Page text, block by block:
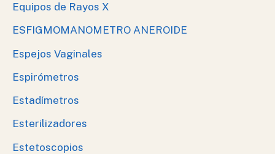
Equipos de Rayos X
ESFIGMOMANOMETRO ANEROIDE
Espejos Vaginales
Espirómetros
Estadímetros
Esterilizadores
Estetoscopios